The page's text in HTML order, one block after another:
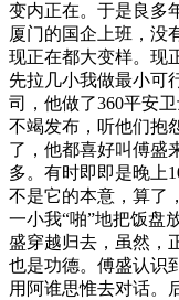
变内正在。于是良多
厦门的国企上班，没
现正在都大变样。现
先拉几小我做最小可
司，他做了360平安
不竭发布，听他们抱
了，他都喜好叫傅盛
多。有时即即是晚上
不是它的本意，算了
一小我“啪”地把饭盘
盛穿越归去，虽然，
也是功德。傅盛认识
用阿谁思惟去对话。